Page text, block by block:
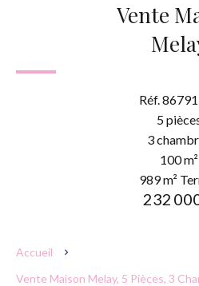
Vente
Réf.
5
3
100 m²
989 m²
232
Accueil
Vente Maison Melay, 5 Pièces, 3